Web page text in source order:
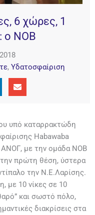
6 χώρες, 1
ο ΝΟΒ
, Υδατοσφαίριση
υπό καταρρακτώδη
Habawaba
ΑΝΟΓ, με την ομάδα ΝΟΒ
πρώτη θέση, ύστερα
την Ν.Ε.Λαρίσης.
με 10 νίκες σε 10
και σωστό πόλο,
διακρίσεις στα